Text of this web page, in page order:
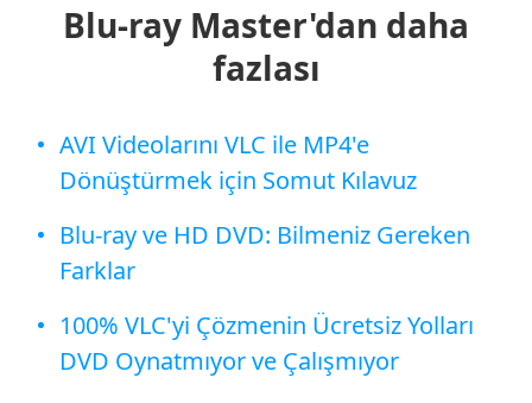
Blu-ray Master'dan daha
fazlası
AVI Videolarını VLC ile MP4'e
Dönüştürmek için Somut Kılavuz
Blu-ray ve HD DVD: Bilmeniz Gereken
Farklar
100% VLC'yi Çözmenin Ücretsiz Yolları
DVD Oynatmıyor ve Çalışmıyor